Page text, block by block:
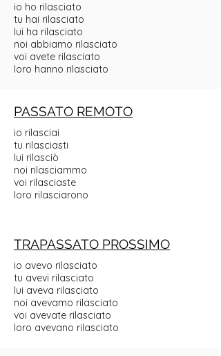
io ho rilasciato
tu hai rilasciato
lui ha rilasciato
noi abbiamo rilasciato
voi avete rilasciato
loro hanno rilasciato
PASSATO REMOTO
io rilasciai
tu rilasciasti
lui rilasciò
noi rilasciammo
voi rilasciaste
loro rilasciarono
TRAPASSATO PROSSIMO
io avevo rilasciato
tu avevi rilasciato
lui aveva rilasciato
noi avevamo rilasciato
voi avevate rilasciato
loro avevano rilasciato